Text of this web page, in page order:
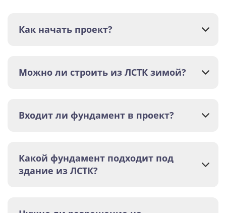
Как начать проект?
Можно ли строить из ЛСТК зимой?
Входит ли фундамент в проект?
Какой фундамент подходит под
здание из ЛСТК?